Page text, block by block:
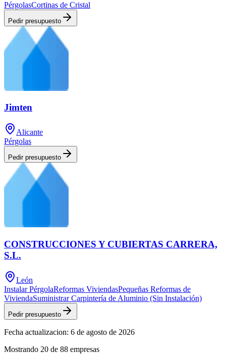
PérgolasCortinas de Cristal
Pedir presupuesto
Jimten
Alicante
Pérgolas
Pedir presupuesto
CONSTRUCCIONES Y CUBIERTAS CARRERA,
S.L.
León
Instalar PérgolaReformas ViviendasPequeñas Reformas de
ViviendaSuministrar Carpintería de Aluminio (Sin Instalación)
Pedir presupuesto
Fecha actualizacion: 6 de agosto de 2026
Mostrando 20 de 88 empresas